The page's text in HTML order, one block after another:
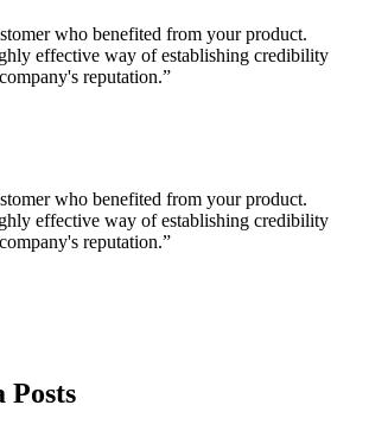
who benefited from your product.
effective way of establishing credibility
reputation.”
who benefited from your product.
effective way of establishing credibility
reputation.”
Posts